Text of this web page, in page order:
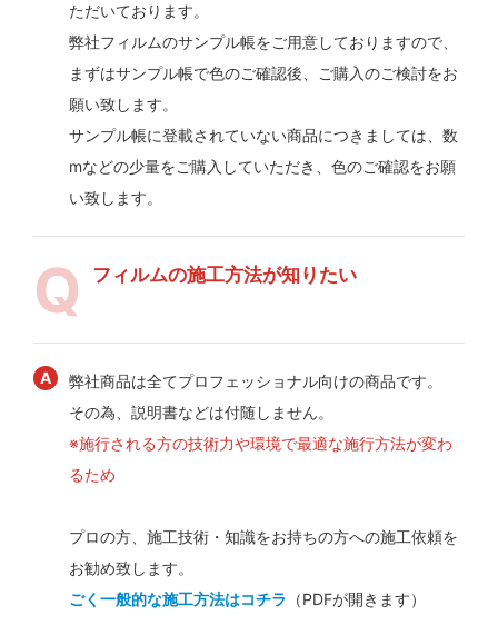
ただいております。
弊社フィルムのサンプル帳をご用意しておりますので、
まずはサンプル帳で色のご確認後、ご購入のご検討をお
願い致します。
サンプル帳に登載されていない商品につきましては、数
mなどの少量をご購入していただき、色のご確認をお願
い致します。
フィルムの施工方法が知りたい
弊社商品は全てプロフェッショナル向けの商品です。
その為、説明書などは付随しません。
※施行される方の技術力や環境で最適な施行方法が変わ
るため
プロの方、施工技術・知識をお持ちの方への施工依頼を
お勧め致します。
ごく一般的な施工方法はコチラ （PDFが開きます）